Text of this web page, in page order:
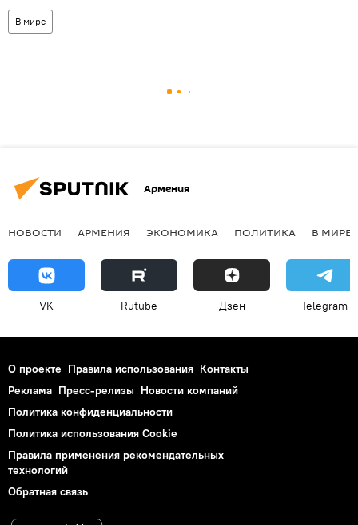
В мире
Армения
НОВОСТИ АРМЕНИЯ ЭКОНОМИКА ПОЛИТИКА В МИРЕ
VK Rutube Дзен Telegram
О проекте Правила использования Контакты
Реклама Пресс-релизы Новости компаний
Политика конфиденциальности
Политика использования Cookie
Правила применения рекомендательных
технологий
Обратная связь